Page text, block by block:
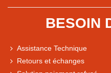
BESOIN
Assistance Technique
Retours et échanges